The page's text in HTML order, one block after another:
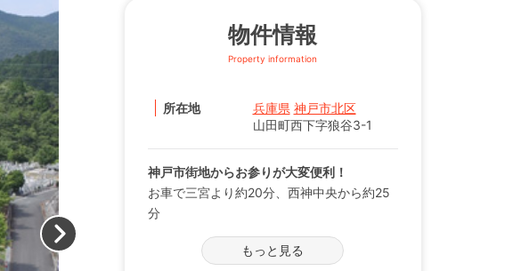
物件情報
Property information
所在地 兵庫県 神戸市北区
山田町西下字狼谷3-1
神戸市街地からお参りが大変便利！
お車で三宮より約20分、西神中央から約25
分
・無料墓参バス運行。もっと見る